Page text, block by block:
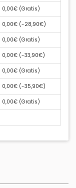
0,00€ (Gratis)
0,00€ (-28,90€)
0,00€ (Gratis)
0,00€ (-33,90€)
0,00€ (Gratis)
0,00€ (-35,90€)
0,00€ (Gratis)